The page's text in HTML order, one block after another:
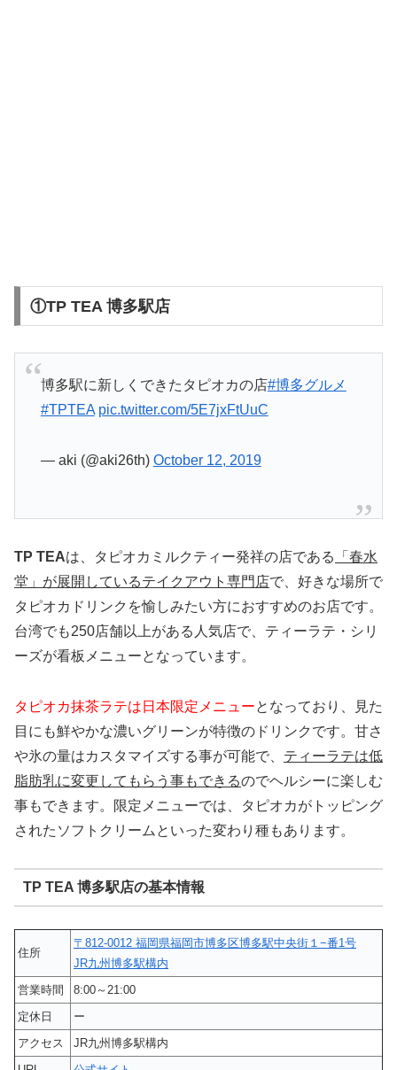
①TP TEA 博多駅店
博多駅に新しくできたタピオカの店#博多グルメ
#TPTEA pic.twitter.com/5E7jxFtUuC
— aki (@aki26th) October 12, 2019
TP TEAは、タピオカミルクティー発祥の店である
「春水
堂」が展開しているテイクアウト専門店で、好きな場所で
タピオカドリンクを愉しみたい方におすすめのお店です。
台湾でも250店舗以上がある人気店で、ティーラテ・シリ
ーズが看板メニューとなっています。
タピオカ抹茶ラテは日本限定メニューとなっており、見た
目にも鮮やかな濃いグリーンが特徴のドリンクです。甘さ
や氷の量はカスタマイズする事が可能で、 ティーラテは低
脂肪乳に変更してもらう事もできるのでヘルシーに楽しむ
事もできます。限定メニューでは、タピオカがトッピング
されたソフトクリームといった変わり種もあります。
TP TEA 博多駅店の基本情報
住所
〒812-0012 福岡県福岡市博多区博多駅中央街１−番1号
JR九州博多駅構内
営業時間
8:00～21:00
定休日
ー
アクセス
JR九州博多駅構内